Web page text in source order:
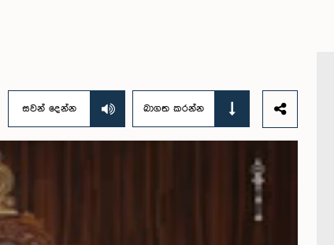
සවන් දෙන්න බාගත කරන්න